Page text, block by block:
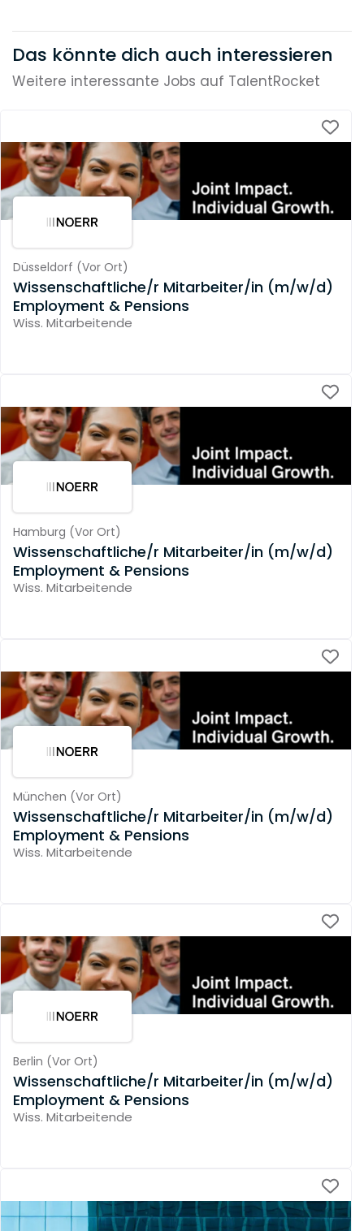
Das könnte dich auch interessieren
Weitere interessante Jobs auf TalentRocket
Düsseldorf (Vor Ort)
Wissenschaftliche/r Mitarbeiter/in (m/w/d)
Employment & Pensions
Wiss. Mitarbeitende
Hamburg (Vor Ort)
Wissenschaftliche/r Mitarbeiter/in (m/w/d)
Employment & Pensions
Wiss. Mitarbeitende
München (Vor Ort)
Wissenschaftliche/r Mitarbeiter/in (m/w/d)
Employment & Pensions
Wiss. Mitarbeitende
Berlin (Vor Ort)
Wissenschaftliche/r Mitarbeiter/in (m/w/d)
Employment & Pensions
Wiss. Mitarbeitende